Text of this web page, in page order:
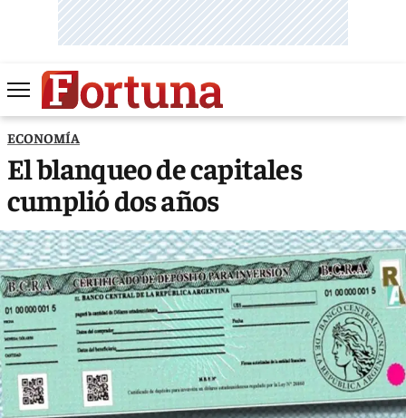
ECONOMÍA
El blanqueo de capitales
cumplió dos años